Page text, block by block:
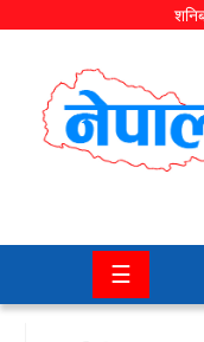
समाज/
चितवन
☰